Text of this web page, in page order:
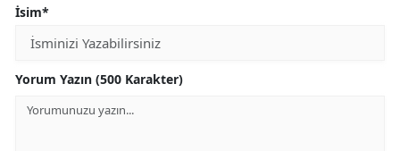
İsim*
Yorum Yazın (500 Karakter)